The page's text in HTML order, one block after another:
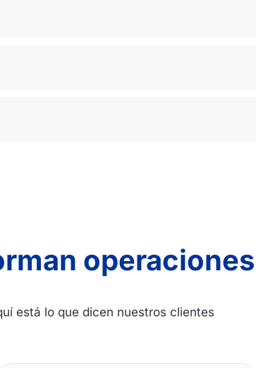
está lo que dicen nuestros clientes